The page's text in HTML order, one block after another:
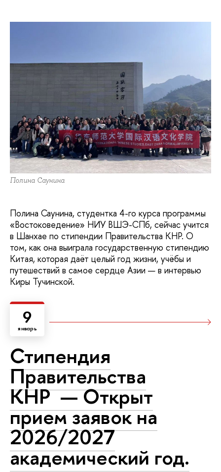
Полина Саунина
Полина Саунина, студентка 4-го курса программы
«Востоковедение» НИУ ВШЭ-СПб, сейчас учится
в Шанхае по стипендии Правительства КНР. О
том, как она выиграла государственную стипендию
Китая, которая даёт целый год жизни, учёбы и
путешествий в самое сердце Азии — в интервью
Киры Тучинской.
9
январь
Стипендия
Правительства
КНР — Открыт
прием заявок на
2026/2027
академический год.